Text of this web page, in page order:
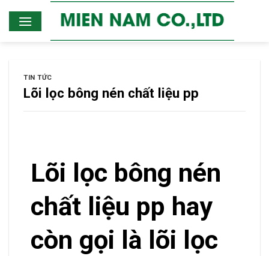
TIN TỨC
Lõi lọc bông nén chất liệu pp
Lõi lọc bông nén
chất liệu pp hay
còn gọi là lõi lọc